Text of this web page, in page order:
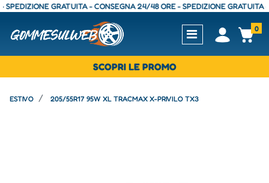
GRATUITA - CONSEGNA 24/48 ORE - SPEDIZIONE GRATUITA -
Open0
SCOPRI LE PROMO
ESTIVO 205/55R17 95W XL TRACMAX X-PRIVILO TX3